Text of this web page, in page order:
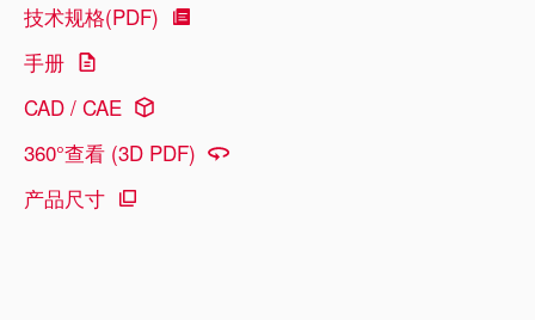
技术规格(PDF)
手册
CAD / CAE
360°查看 (3D PDF)
产品尺寸